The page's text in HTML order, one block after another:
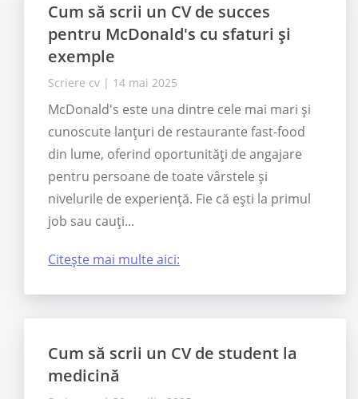
Cum să scrii un CV de succes
pentru McDonald's cu sfaturi și
exemple
Scriere cv | 14 mai 2025
McDonald's este una dintre cele mai mari și
cunoscute lanțuri de restaurante fast-food
din lume, oferind oportunități de angajare
pentru persoane de toate vârstele și
nivelurile de experiență. Fie că ești la primul
job sau cauți...
Citește mai multe aici:
Cum să scrii un CV de student la
medicină